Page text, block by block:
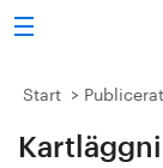
Sök
Stålindustrin
Vision 2050
Start Publicerat